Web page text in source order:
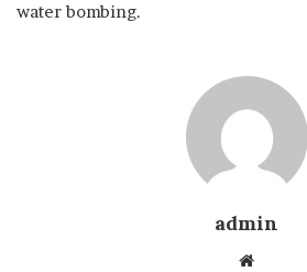
water bombing.
admin
Website